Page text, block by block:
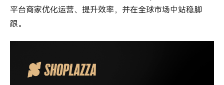
平台商家优化运营、提升效率，并在全球市场中站稳脚
跟。